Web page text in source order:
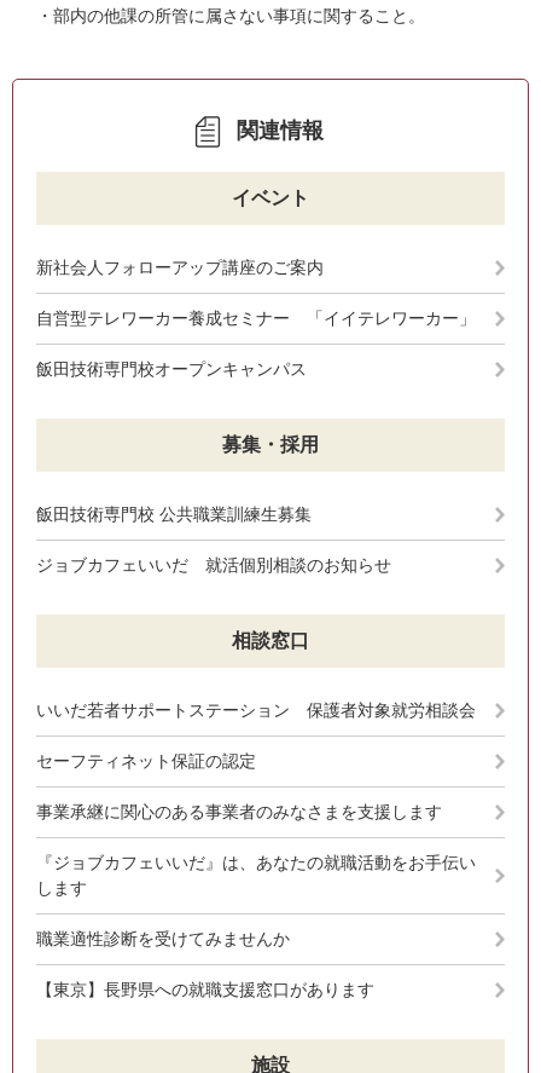
・部内の他課の所管に属さない事項に関すること。
関連情報
イベント
新社会人フォローアップ講座のご案内
自営型テレワーカー養成セミナー 「イイテレワーカー」
飯田技術専門校オープンキャンパス
募集・採用
飯田技術専門校 公共職業訓練生募集
ジョブカフェいいだ 就活個別相談のお知らせ
相談窓口
いいだ若者サポートステーション 保護者対象就労相談会
セーフティネット保証の認定
事業承継に関心のある事業者のみなさまを支援します
『ジョブカフェいいだ』は、あなたの就職活動をお手伝い
します
職業適性診断を受けてみませんか
【東京】長野県への就職支援窓口があります
施設